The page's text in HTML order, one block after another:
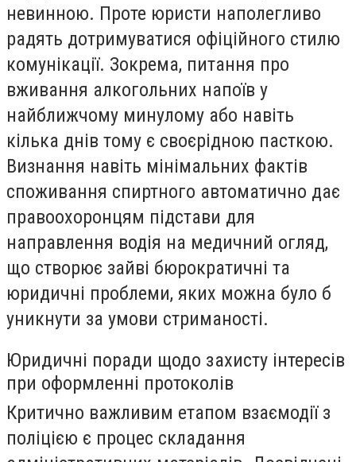
невинною. Проте юристи наполегливо
радять дотримуватися офіційного стилю
комунікації. Зокрема, питання про
вживання алкогольних напоїв у
найближчому минулому або навіть
кілька днів тому є своєрідною пасткою.
Визнання навіть мінімальних фактів
споживання спиртного автоматично дає
правоохоронцям підстави для
направлення водія на медичний огляд,
що створює зайві бюрократичні та
юридичні проблеми, яких можна було б
уникнути за умови стриманості.
Юридичні поради щодо захисту інтересів
при оформленні протоколів
Критично важливим етапом взаємодії з
поліцією є процес складання